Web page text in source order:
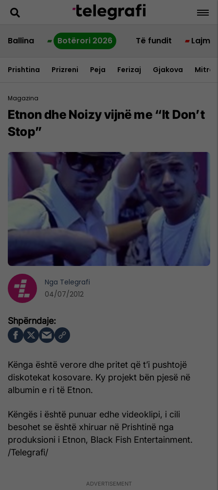
Ballina Botërori 2026 Të fundit Lajme
Prishtina Prizreni Peja Ferizaj Gjakova
Magazina
Etnon dhe Noizy vijnë me “It Don’t
Stop”
Kënga është verore dhe pritet që t’i pushtojë
diskotekat kosovare. Ky projekt bën pjesë në
albumin e ri të Etnon.
Këngës i është punuar edhe videoklipi, i cili
besohet se është xhiruar në Prishtinë nga
produksioni i Etnon, Black Fish Entertainment.
/Telegrafi/
Nga Telegrafi
04/07/2012